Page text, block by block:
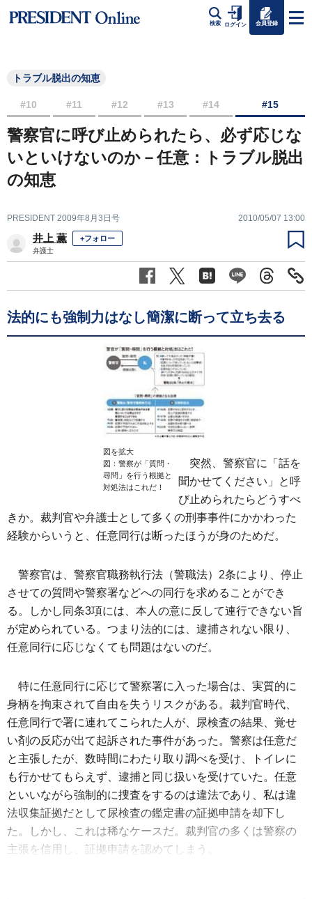
検索 ログイン 会員登録
トラブル脱出の知恵
#10 #11 #12 #13 #14 #15
警察官に呼び止められたら、必ず応じな
いといけないのか－任意：トラブル脱出
の知恵
PRESIDENT 2009年8月3日号 2010/05/07 13:00
井上 薫 +フォロー
弁護士
法的にも強制力はなし簡潔に断って立ち去る
図を拡大
図：警察が「質問・
尋問」を行う根拠と
対処法はこれだ！
突然、警察官に「話を
聞かせてください」と呼
び止められたらどうすべ
きか。裁判官や弁護士として多くの刑事事件にかかわった
経験からいうと、任意同行は断ったほうが身のためだ。
警察官は、警察官職務執行法（警職法）2条により、停止
させての質問や警察署などへの同行を求めることができ
る。しかし同条3項には、本人の意に反して連行できない旨
が定められている。つまり法的には、逮捕されない限り、
任意同行に応じなくても問題はないのだ。
特に任意同行に応じて警察署に入った場合は、実質的に
身柄を拘束されて自由を失うリスクがある。裁判官時代、
任意同行で署に連れてこられた人が、尿検査の結果、覚せ
い剤の反応が出て起訴された事件があった。警察は任意だ
と主張したが、数時間にわたり取り調べを受け、トイレに
も行かせてもらえず、逮捕と同じ扱いを受けていた。任意
といいながら強制的に捜査をするのは違法であり、私は違
法収集証拠だとして尿検査の鑑定書の証拠申請を却下し
た。しかし、これは稀なケースだ。裁判官の多くは警察の
主張を信用し、証拠申請を認めてしまう。